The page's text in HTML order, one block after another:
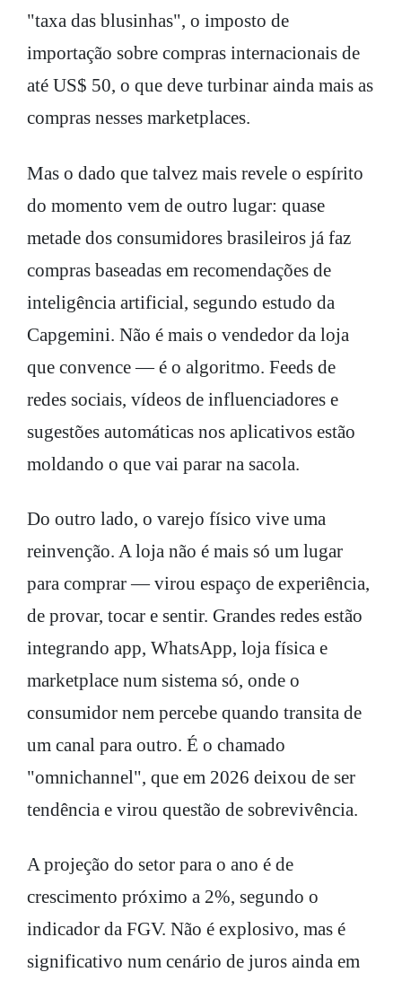
"taxa das blusinhas", o imposto de
importação sobre compras internacionais de
até US$ 50, o que deve turbinar ainda mais as
compras nesses marketplaces.
Mas o dado que talvez mais revele o espírito
do momento vem de outro lugar: quase
metade dos consumidores brasileiros já faz
compras baseadas em recomendações de
inteligência artificial, segundo estudo da
Capgemini. Não é mais o vendedor da loja
que convence — é o algoritmo. Feeds de
redes sociais, vídeos de influenciadores e
sugestões automáticas nos aplicativos estão
moldando o que vai parar na sacola.
Do outro lado, o varejo físico vive uma
reinvenção. A loja não é mais só um lugar
para comprar — virou espaço de experiência,
de provar, tocar e sentir. Grandes redes estão
integrando app, WhatsApp, loja física e
marketplace num sistema só, onde o
consumidor nem percebe quando transita de
um canal para outro. É o chamado
"omnichannel", que em 2026 deixou de ser
tendência e virou questão de sobrevivência.
A projeção do setor para o ano é de
crescimento próximo a 2%, segundo o
indicador da FGV. Não é explosivo, mas é
significativo num cenário de juros ainda em